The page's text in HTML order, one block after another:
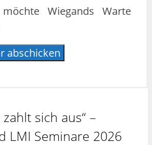
Wiegands Warte
zahlt sich aus“ –
LMI Seminare 2026